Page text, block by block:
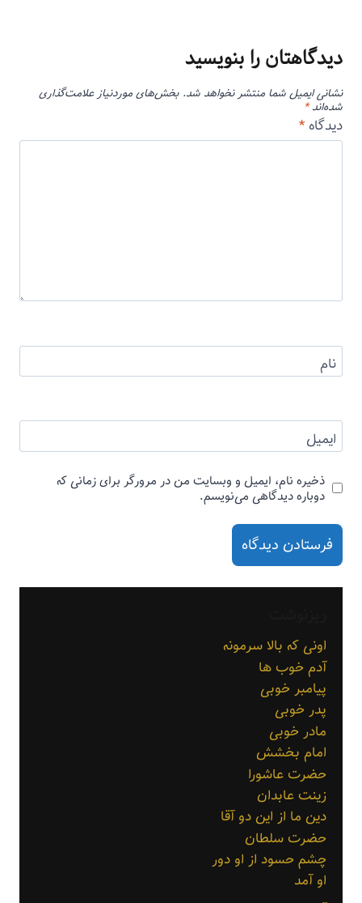
دیدگاهتان را بنویسید
نشانی ایمیل شما منتشر نخواهد شد. بخش‌های موردنیاز علامت‌گذاری
شده‌اند*
دیدگاه *
نام
ایمیل
ذخیره نام، ایمیل و وبسایت من در مرورگر برای زمانی که
دوباره دیدگاهی می‌نویسم.
اونی که بالا سرمونه
آدم خوب ها
پیامبر خوبی
پدر خوبی
مادر خوبی
امام بخشش
حضرت عاشورا
زینت عابدان
دین ما از این دو آقا
حضرت سلطان
چشم حسود از او دور
او آمد